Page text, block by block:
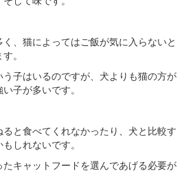
、猫によってはご飯が気に入らないと
。
子はいるのですが、犬よりも猫の方が
子が多いです。
と食べてくれなかったり、犬と比較す
しれないです。
キャットフードを選んであげる必要が